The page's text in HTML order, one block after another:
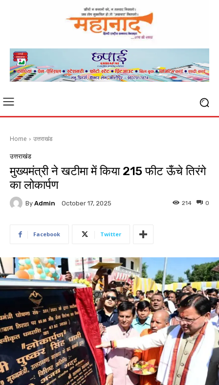
Home उत्तराखंड
उत्तराखंड
मुख्यमंत्री ने खटीमा में किया 215 फीट ऊँचे तिरंगे
का लोकार्पण
By Admin October 17, 2025 0
214
Facebook Twitter